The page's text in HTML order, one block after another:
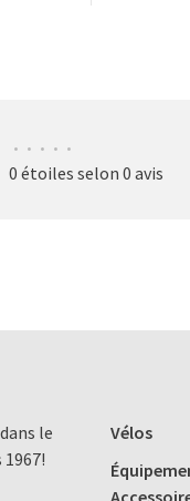
• • • • •
0 étoiles selon 0 avis
le
Vélos